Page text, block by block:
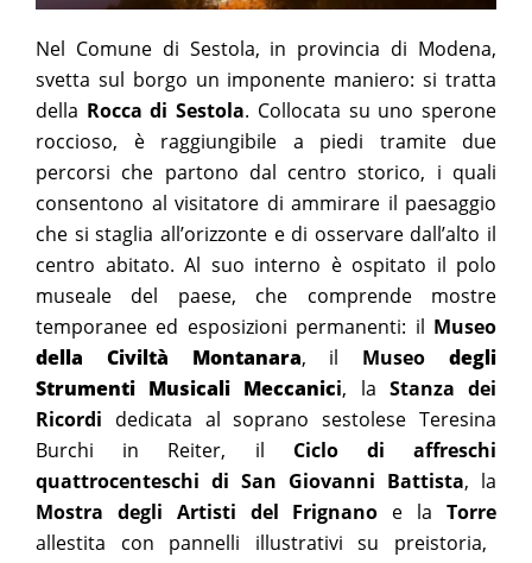
Nel Comune di Sestola, in provincia di Modena,
svetta sul borgo un imponente maniero: si tratta
della Rocca di Sestola. Collocata su uno sperone
roccioso, è raggiungibile a piedi tramite due
percorsi che partono dal centro storico, i quali
consentono al visitatore di ammirare il paesaggio
che si staglia all’orizzonte e di osservare dall’alto il
centro abitato. Al suo interno è ospitato il polo
museale del paese, che comprende mostre
temporanee ed esposizioni permanenti: il Museo
della Civiltà Montanara, il Museodegli
Strumenti Musicali Meccanici, la Stanza dei
Ricordi dedicata al soprano sestolese Teresina
Burchi in Reiter, il Ciclo di affreschi
quattrocenteschi di San Giovanni Battista, la
Mostra degli Artisti del Frignano e laTorre
allestita con pannelli illustrativi su preistoria,